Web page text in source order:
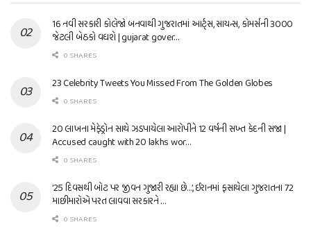
16 નવી સરકારી કોલેજો બનવાથી ગુજરાતમાં આર્ટ્સ, સાયન્સ, કોમર્સની 3000
જેટલી બેઠકો વધશે | gujarat gover…
0 SHARES
23 Celebrity Tweets You Missed From The Golden Globes
0 SHARES
20 લાખના મેફેડ્રોન સાથે ઝડપાયેલા આરોપીને 12 વર્ષની સખ્ત કેદની સજા |
Accused caught with 20 lakhs wor…
0 SHARES
’25 દિવસથી બોટ પર જીવન ગુજારી રહ્યા છે…’, ઈરાનમાં ફસાયેલા ગુજરાતના 72
માછીમારોએ પરત લાવવા સરકારને …
0 SHARES